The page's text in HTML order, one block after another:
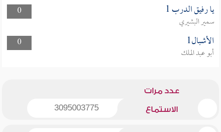
0
يا رفيق الدرب 1
سمير البشيري
0
الأشبال1
أبو عبد الملك
عدد مرات
الاستماع 3095003775